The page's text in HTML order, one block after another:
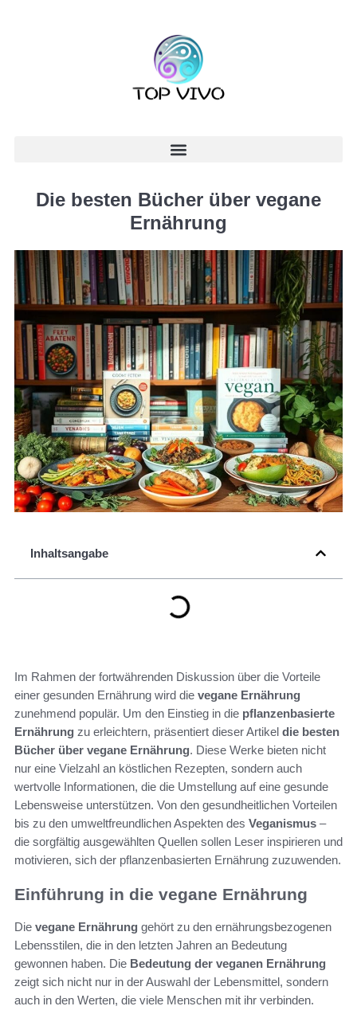
Die besten Bücher über vegane
Ernährung
Inhaltsangabe
Im Rahmen der fortwährenden Diskussion über die Vorteile
einer gesunden Ernährung wird die vegane Ernährung
zunehmend populär. Um den Einstieg in die pflanzenbasierte
Ernährung zu erleichtern, präsentiert dieser Artikel die besten
Bücher über vegane Ernährung. Diese Werke bieten nicht
nur eine Vielzahl an köstlichen Rezepten, sondern auch
wertvolle Informationen, die die Umstellung auf eine gesunde
Lebensweise unterstützen. Von den gesundheitlichen Vorteilen
bis zu den umweltfreundlichen Aspekten des Veganismus –
die sorgfältig ausgewählten Quellen sollen Leser inspirieren und
motivieren, sich der pflanzenbasierten Ernährung zuzuwenden.
Einführung in die vegane Ernährung
Die vegane Ernährung gehört zu den ernährungsbezogenen
Lebensstilen, die in den letzten Jahren an Bedeutung
gewonnen haben. Die Bedeutung der veganen Ernährung
zeigt sich nicht nur in der Auswahl der Lebensmittel, sondern
auch in den Werten, die viele Menschen mit ihr verbinden.